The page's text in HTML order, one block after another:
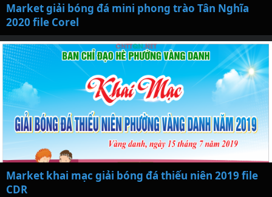
Market giải bóng đá mini phong trào Tân Nghĩa
2020 file Corel
Market khai mạc giải bóng đá thiếu niên 2019 file
CDR